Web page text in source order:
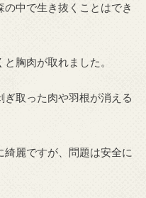
中で生き抜くことはでき
胸肉が取れました。
取った肉や羽根が消える
麗ですが、問題は安全に